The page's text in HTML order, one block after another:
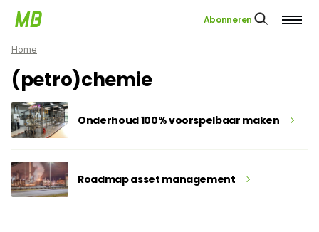
Abonneren
Home
(petro)chemie
Onderhoud 100% voorspelbaar maken
Roadmap asset management